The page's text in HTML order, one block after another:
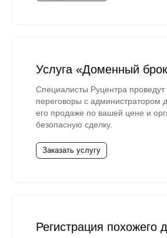
Услуга «Доменный
Специалисты Руцентра проведут
переговоры с администратором
его продаже по вашей цене и
безопасную сделку.
Заказать услугу
Регистрация похожего